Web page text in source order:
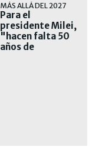
MÁS ALLÁ DEL 2027
Para el
presidente Milei,
"hacen falta 50
años de